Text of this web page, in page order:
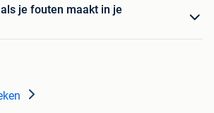
je fouten maakt in je